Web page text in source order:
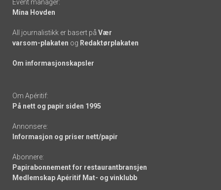
Event manager:
Mina Hovden
All journalistikk er basert på Vær
varsom-plakaten og Redaktørplakaten
Om informasjonskapsler
Om Apéritif:
På nett og papir siden 1995
Annonsere:
Informasjon og priser nett/papir
Abonnere:
Papirabonnement for restaurantbransjen
Medlemskap Apéritif Mat- og vinklubb